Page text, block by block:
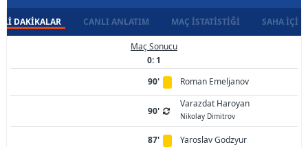
DAKIKALAR CANLI ANLATIM MAÇ İSTATISTIĞI SAHA İÇI
Maç Sonucu
0: 1
90'
Roman Emeljanov
90'
Varazdat Haroyan
Nikolay Dimitrov
87' Yaroslav Godzyur